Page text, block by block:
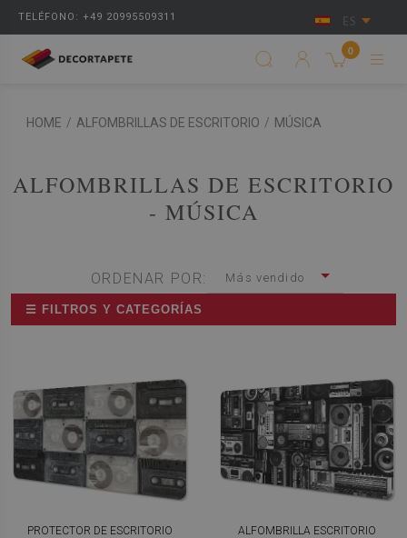
TELÉFONO: +49 20995509311 ES
0
HOME / ALFOMBRILLAS DE ESCRITORIO / MÚSICA
ALFOMBRILLAS DE ESCRITORIO
- MÚSICA
ORDENAR POR: Más vendido
☰ FILTROS Y CATEGORÍAS
PROTECTOR DE ESCRITORIO
ALFOMBRILLA ESCRITORIO